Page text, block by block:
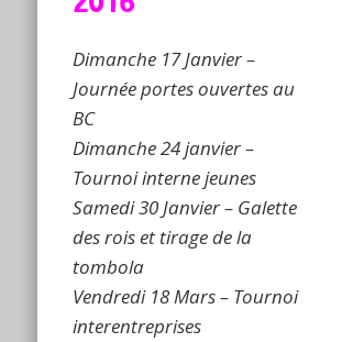
Dimanche 17 Janvier –
Journée portes ouvertes au
BC
Dimanche 24 janvier –
Tournoi interne jeunes
Samedi 30 Janvier – Galette
des rois et tirage de la
tombola
Vendredi 18 Mars – Tournoi
interentreprises